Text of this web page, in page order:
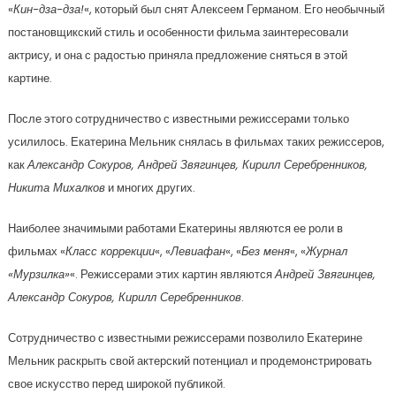
«Кин-дза-дза!«, который был снят Алексеем Германом. Его необычный
постановщикский стиль и особенности фильма заинтересовали
актрису, и она с радостью приняла предложение сняться в этой
картине.
После этого сотрудничество с известными режиссерами только
усилилось. Екатерина Мельник снялась в фильмах таких режиссеров,
какАлександр Сокуров, Андрей Звягинцев, Кирилл Серебренников,
Никита Михалкови многих других.
Наиболее значимыми работами Екатерины являются ее роли в
фильмах «Класс коррекции«, «Левиафан«, «Без меня«, «Журнал
«Мурзилка»«. Режиссерами этих картин являютсяАндрей Звягинцев,
Александр Сокуров, Кирилл Серебренников.
Сотрудничество с известными режиссерами позволило Екатерине
Мельник раскрыть свой актерский потенциал и продемонстрировать
свое искусство перед широкой публикой.